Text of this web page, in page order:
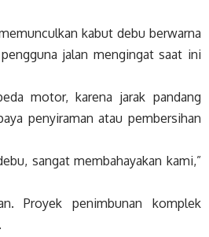
kabut debu berwarna
jalan mengingat saat ini
motor, karena jarak pandang
penyiraman atau pembersihan
sangat membahayakan kami,”
Proyek penimbunan komplek